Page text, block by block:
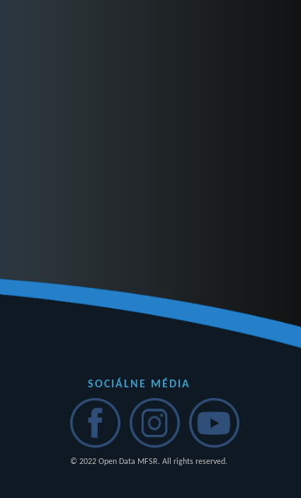
SOCIÁLNE MÉDIA
© 2022 Open Data MFSR. All rights reserved.